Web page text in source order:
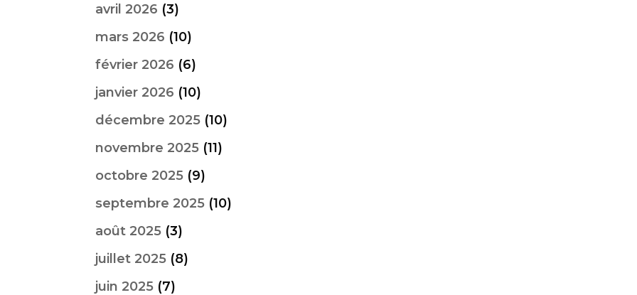
avril 2026 (3)
mars 2026 (10)
février 2026 (6)
janvier 2026 (10)
décembre 2025 (10)
novembre 2025 (11)
octobre 2025 (9)
septembre 2025 (10)
août 2025 (3)
juillet 2025 (8)
juin 2025 (7)